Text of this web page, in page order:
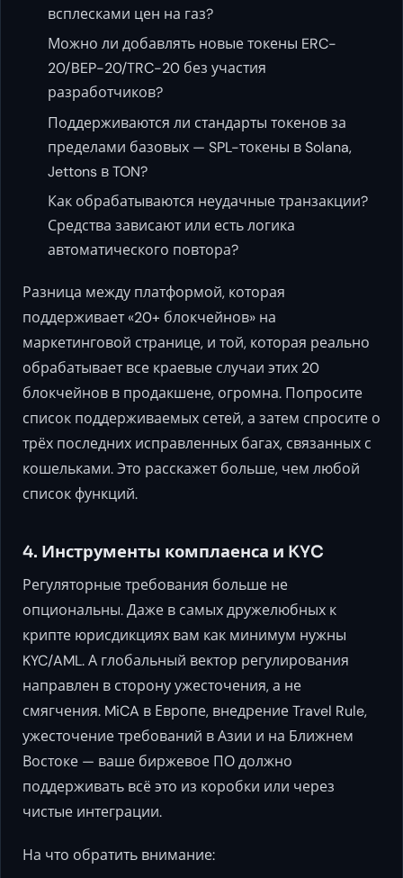
всплесками цен на газ?
Можно ли добавлять новые токены ERC-
20/BEP-20/TRC-20 без участия
разработчиков?
Поддерживаются ли стандарты токенов за
пределами базовых — SPL-токены в Solana,
Jettons в TON?
Как обрабатываются неудачные транзакции?
Средства зависают или есть логика
автоматического повтора?
Разница между платформой, которая
поддерживает «20+ блокчейнов» на
маркетинговой странице, и той, которая реально
обрабатывает все краевые случаи этих 20
блокчейнов в продакшене, огромна. Попросите
список поддерживаемых сетей, а затем спросите о
трёх последних исправленных багах, связанных с
кошельками. Это расскажет больше, чем любой
список функций.
4. Инструменты комплаенса и KYC
Регуляторные требования больше не
опциональны. Даже в самых дружелюбных к
крипте юрисдикциях вам как минимум нужны
KYC/AML. А глобальный вектор регулирования
направлен в сторону ужесточения, а не
смягчения. MiCA в Европе, внедрение Travel Rule,
ужесточение требований в Азии и на Ближнем
Востоке — ваше биржевое ПО должно
поддерживать всё это из коробки или через
чистые интеграции.
На что обратить внимание: